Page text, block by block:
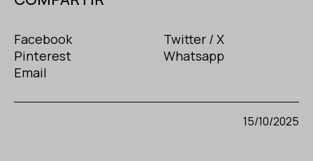
Facebook
Twitter / X
Pinterest
Whatsapp
Email
15/10/2025